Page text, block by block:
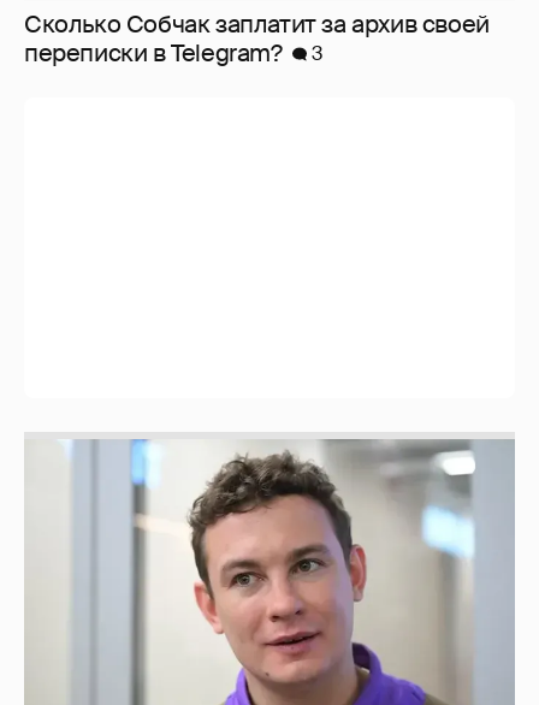
Сколько Собчак заплатит за архив своей
перeписки в Telegram?
3
Никита Кологривый высказался насчёт